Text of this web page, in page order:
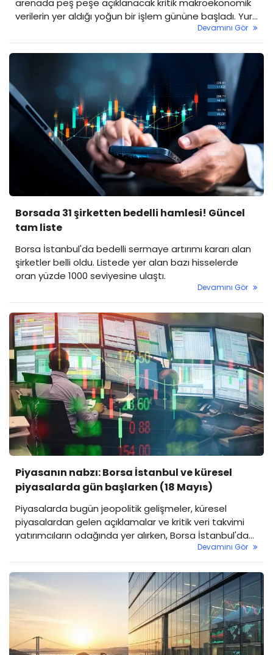
verilerin yer aldığı yoğun bir işlem gününe başladı. Yurt
içinde gözler açıklanacak olan İşsizlik Oranı verisine
çevrilirken, yarın gelecek kritik TÜFE (Enflasyon) raporu
öncesinde yatırımcılarda temkinli bir bekleyiş hakim.
Devamını Gör
Borsada 31 şirketten bedelli hamlesi! Güncel
tam liste
Borsa İstanbul'da bedelli sermaye artırımı kararı alan
şirketler belli oldu. Listede yer alan bazı hisselerde
oran yüzde 1000 seviyesine ulaştı.
Devamını Gör
Piyasanın nabzı: Borsa İstanbul ve küresel
piyasalarda gün başlarken (18 Mayıs)
Piyasalarda bugün jeopolitik gelişmeler, küresel
piyasalardan gelen açıklamalar ve kritik veri takvimi
yatırımcıların odağında yer alırken, Borsa İstanbul'da
güne satıcılı başlangıç beklentisi öne çıktı.Devamını Gör